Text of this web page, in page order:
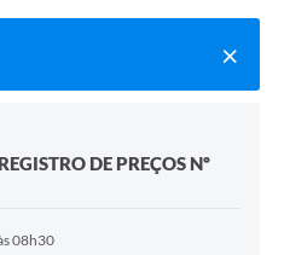
DE PREÇOS Nº
08h30